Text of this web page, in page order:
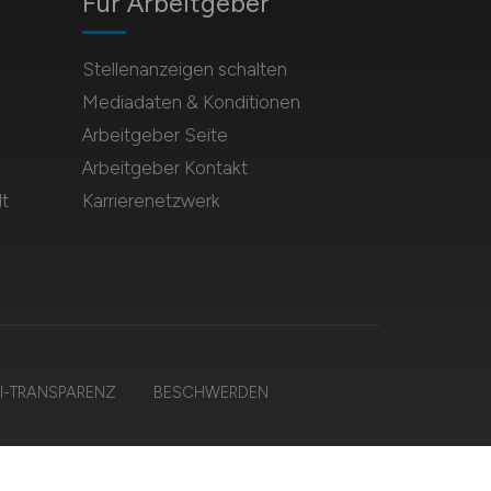
Stellenanzeigen schalten
Mediadaten & Konditionen
Arbeitgeber Seite
Arbeitgeber Kontakt
Karrierenetzwerk
TRANSPARENZ BESCHWERDEN